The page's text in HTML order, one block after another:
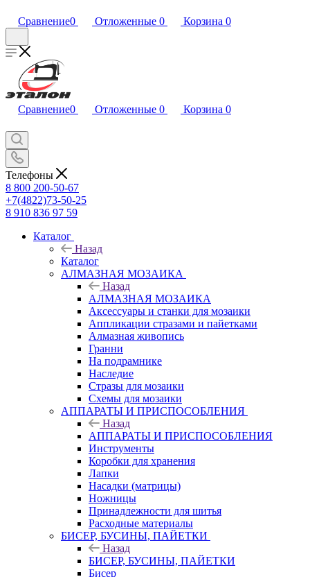
Сравнение0 Отложенные 0 Корзина 0
Сравнение0 Отложенные 0 Корзина 0
Телефоны
8 800 200-50-67
+7(4822)73-50-25
8 910 836 97 59
Каталог
Назад
Каталог
АЛМАЗНАЯ МОЗАИКА
Назад
АЛМАЗНАЯ МОЗАИКА
Аксессуары и станки для мозаики
Аппликации стразами и пайетками
Алмазная живопись
Гранни
На подрамнике
Наследие
Стразы для мозаики
Схемы для мозаики
АППАРАТЫ И ПРИСПОСОБЛЕНИЯ
Назад
АППАРАТЫ И ПРИСПОСОБЛЕНИЯ
Инструменты
Коробки для хранения
Лапки
Насадки (матрицы)
Ножницы
Принадлежности для шитья
Расходные материалы
БИСЕР, БУСИНЫ, ПАЙЕТКИ
Назад
БИСЕР, БУСИНЫ, ПАЙЕТКИ
Бисер